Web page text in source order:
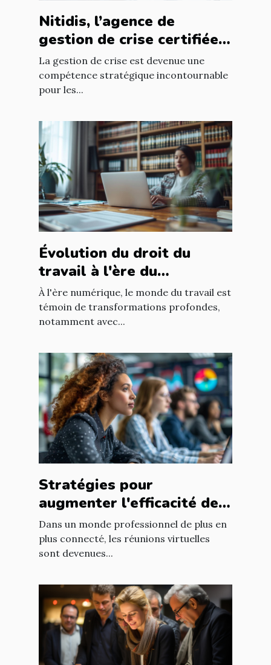
Nitidis, l’agence de
gestion de crise certifiée
Qualiopi
La gestion de crise est devenue une
compétence stratégique incontournable
pour les...
Évolution du droit du
travail à l'ère du
télétravail : enjeux et
adaptations
À l'ère numérique, le monde du travail est
témoin de transformations profondes,
notamment avec...
Stratégies pour
augmenter l'efficacité des
réunions virtuelles en
entreprise
Dans un monde professionnel de plus en
plus connecté, les réunions virtuelles
sont devenues...